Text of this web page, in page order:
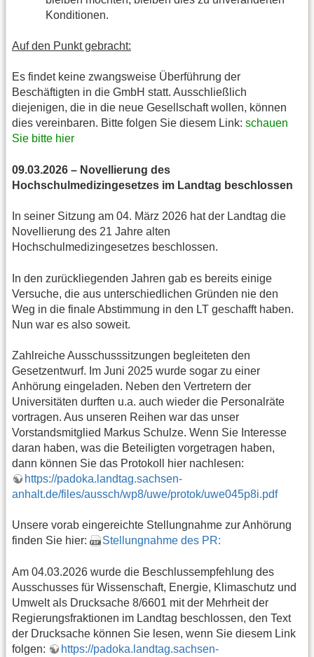
Konditionen.
Auf den Punkt gebracht:
Es findet keine zwangsweise Überführung der
Beschäftigten in die GmbH statt. Ausschließlich
diejenigen, die in die neue Gesellschaft wollen, können
dies vereinbaren. Bitte folgen Sie diesem Link: schauen
Sie bitte hier
09.03.2026 – Novellierung des
Hochschulmedizingesetzes im Landtag beschlossen
In seiner Sitzung am 04. März 2026 hat der Landtag die
Novellierung des 21 Jahre alten
Hochschulmedizingesetzes beschlossen.
In den zurückliegenden Jahren gab es bereits einige
Versuche, die aus unterschiedlichen Gründen nie den
Weg in die finale Abstimmung in den LT geschafft haben.
Nun war es also soweit.
Zahlreiche Ausschusssitzungen begleiteten den
Gesetzentwurf. Im Juni 2025 wurde sogar zu einer
Anhörung eingeladen. Neben den Vertretern der
Universitäten durften u.a. auch wieder die Personalräte
vortragen. Aus unseren Reihen war das unser
Vorstandsmitglied Markus Schulze. Wenn Sie Interesse
daran haben, was die Beteiligten vorgetragen haben,
dann können Sie das Protokoll hier nachlesen:
https://padoka.landtag.sachsen-
anhalt.de/files/aussch/wp8/uwe/protok/uwe045p8i.pdf
Unsere vorab eingereichte Stellungnahme zur Anhörung
finden Sie hier:
Stellungnahme des PR:
Am 04.03.2026 wurde die Beschlussempfehlung des
Ausschusses für Wissenschaft, Energie, Klimaschutz und
Umwelt als Drucksache 8/6601 mit der Mehrheit der
Regierungsfraktionen im Landtag beschlossen, den Text
der Drucksache können Sie lesen, wenn Sie diesem Link
folgen:
https://padoka.landtag.sachsen-